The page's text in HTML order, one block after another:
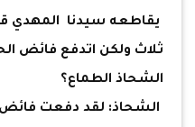
يقاطعه سيدنا المهدي
ثلاث ولكن اتدفع فائض
الشحاذ الطماع؟
الشحاذ: لقد دفعت